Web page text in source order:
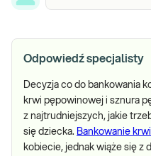
Odpowiedź specjalisty
Decyzja co do bankowania
krwi pępowinowej i sznura
z najtrudniejszych, jakie
się dziecka. Bankowanie krwi
kobiecie, jednak wiąże się z